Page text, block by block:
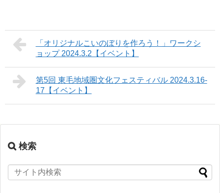
「オリジナルこいのぼりを作ろう！」ワークシ
ョップ 2024.3.2【イベント】
第5回 東毛地域圏文化フェスティバル 2024.3.16-
17【イベント】
検索